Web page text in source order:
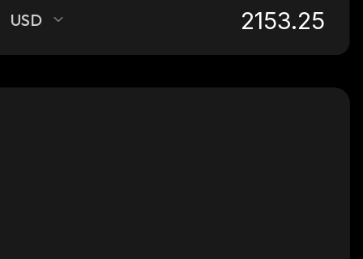
USD